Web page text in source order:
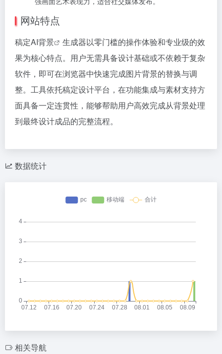
网站特点
稿定AI背景
生成器以零门槛的操作体验和专业级的效
果为核心特点。用户无需具备设计基础或不依赖于复杂
软件，即可在浏览器中快速完成图片背景的替换与调
整。工具依托稿定设计平台，在功能集成与素材支持方
面具备一定连贯性，能够帮助用户高效完成从背景处理
到最终设计成品的完整流程。
数据统计
相关导航